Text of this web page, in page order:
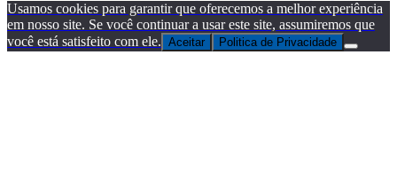
Usamos cookies para garantir que oferecemos a melhor experiência
em nosso site. Se você continuar a usar este site, assumiremos que
você está satisfeito com ele. Aceitar Politica de Privacidade